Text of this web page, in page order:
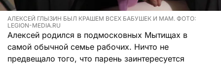
АЛЕКСЕЙ ГЛЫЗИН БЫЛ КРАШЕМ ВСЕХ БАБУШЕК И МАМ. ФОТО:
LEGION-MEDIA.RU
Алексей родился в подмосковных Мытищах в
самой обычной семье рабочих. Ничто не
предвещало того, что парень заинтересуется